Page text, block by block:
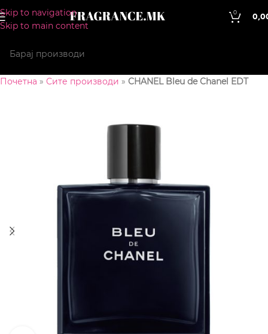
Skip to navigation
Skip to main content
0
Почетна » Сите производи » CHANEL Bleu de Chanel EDT